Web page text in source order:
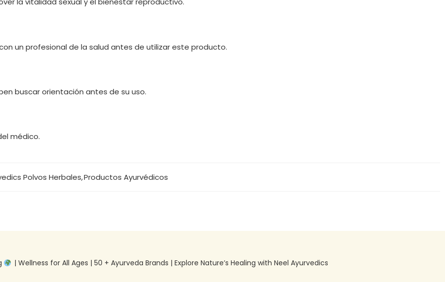
un profesional de la salud antes de utilizar este producto.
buscar orientación antes de su uso.
médico.
Polvos Herbales,Productos Ayurvédicos
| Wellness for All Ages | 50 + Ayurveda Brands | Explore Nature’s Healing with Neel Ayurvedics